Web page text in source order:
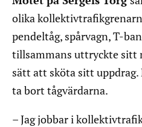
olika
pendeltåg, spårvagn, T-
tillsammans uttryckte sitt
sätt att sköta sitt
ta bort tågvärdarna.
– Jag jobbar i